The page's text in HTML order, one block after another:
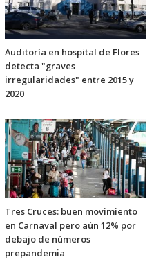
Auditoría en hospital de Flores
detecta "graves
irregularidades" entre 2015 y
2020
Tres Cruces: buen movimiento
en Carnaval pero aún 12% por
debajo de números
prepandemia